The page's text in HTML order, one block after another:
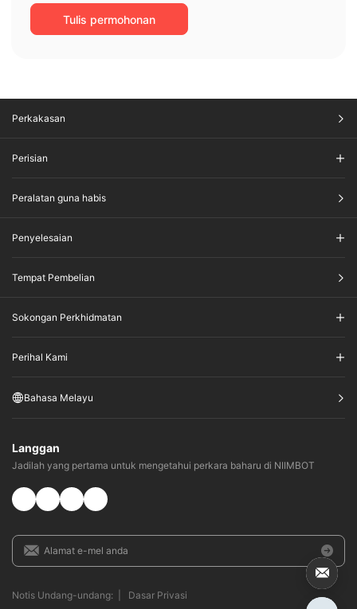
Tulis permohonan
Perkakasan
Perisian
Peralatan guna habis
Penyelesaian
Tempat Pembelian
Sokongan Perkhidmatan
Perihal Kami
Bahasa Melayu
Langgan
Jadilah yang pertama untuk mengetahui perkara baharu di NIIMBOT
Notis Undang-undang:
Dasar Privasi